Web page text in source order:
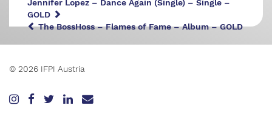
Jennifer Lopez – Dance Again (Single) – Single –
GOLD
The BossHoss – Flames of Fame – Album – GOLD
© 2026 IFPI Austria